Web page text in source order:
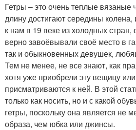
Гетры – это очень теплые вязаные
длину достигают середины
к нам в 19 веке из холодных
верно завоёвывали своё место в
так и обыкновенных девушек,
Тем не менее, не все знают, как
хотя уже приобрели эту вещицу
присматриваются к ней. В этой
только как носить, но и с какой
гетры, поскольку она является не
образа, чем юбка или джинсы.